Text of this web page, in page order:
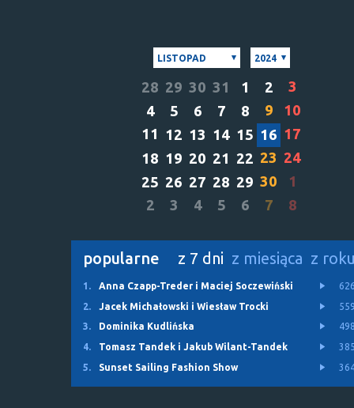
LISTOPAD 2024
28 29 30 31 1 2
3
4
5 6 7 8 9
10
11 12 13 14 15 16 17
18 19 20 21 22 23 24
25 26 27 28 29 30
1
2
3 4 5 6 7 8
popularne z 7 dni z miesiąca z
1. Anna Czapp-Treder i Maciej Soczewiński
2.
Jacek Michałowski i Wiesław Trocki
3.
Dominika Kudlińska
4.
Tomasz Tandek i Jakub Wilant-Tandek
5.
Sunset Sailing Fashion Show